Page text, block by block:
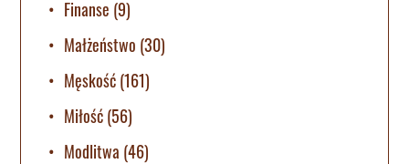
Finanse (9)
Małżeństwo (30)
Męskość(161)
Miłość(56)
Modlitwa (46)